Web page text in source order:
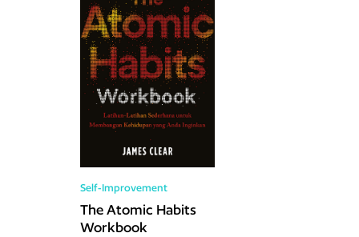
Self-Improvement
The Atomic Habits
Workbook